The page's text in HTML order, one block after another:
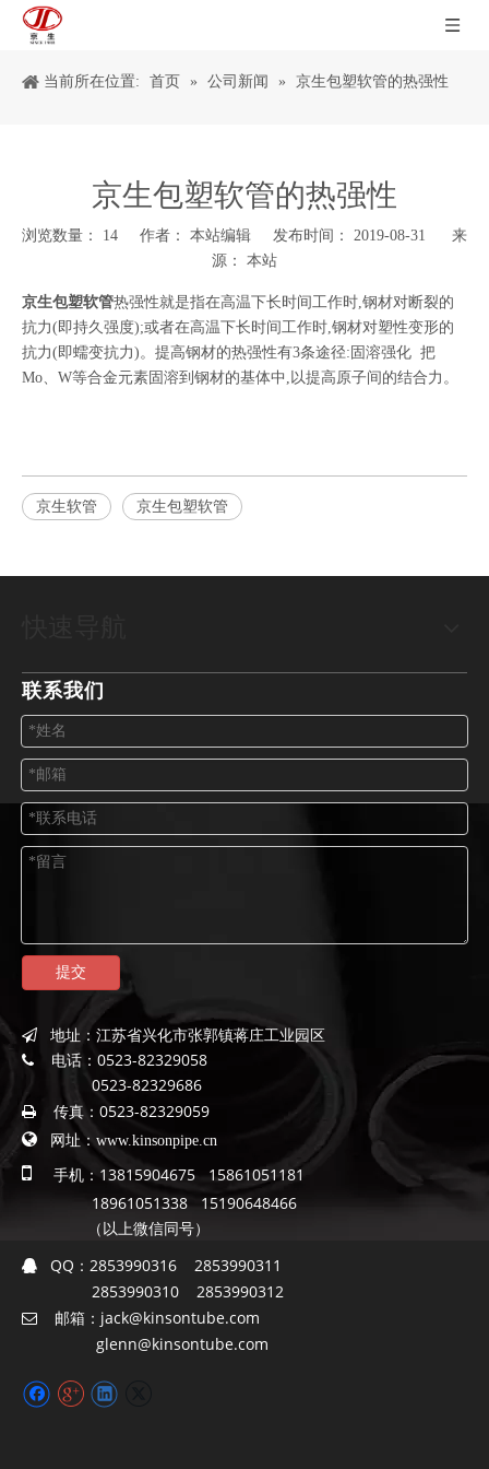
当前所在位置: 首页 » 公司新闻 » 京生包塑软管的热强性
京生包塑软管的热强性
浏览数量： 14 作者： 本站编辑 发布时间： 2019-08-31 来
源： 本站
["wechat","weibo","qzone","douban","email"]
京生包塑软管热强性就是指在高温下长时间工作时,钢材对断裂的
抗力(即持久强度);或者在高温下长时间工作时,钢材对塑性变形的
抗力(即蠕变抗力)。提高钢材的热强性有3条途径:固溶强化 把
Mo、W等合金元素固溶到钢材的基体中,以提高原子间的结合力。
京生软管 京生包塑软管
联系我们
提交
 地址： 江苏省兴化市张郭镇蒋庄工业园区
 电话： 0523-82329058
0523-82329686
 传真： 0523-82329059
 网址： www.kinsonpipe.cn

手机：13815904675 15861051181
18961051338 15190648466
（以上微信同号）
 QQ： 2853990316 2853990311
2853990310 2853990312
 邮箱： jack@kinsontube.com
glenn@kinsontube.com